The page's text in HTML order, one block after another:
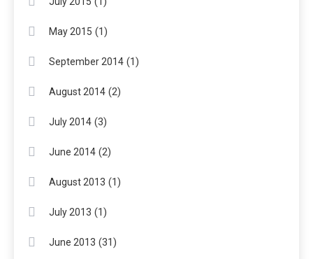
May 2015 (1)
September 2014 (1)
August 2014 (2)
July 2014 (3)
June 2014 (2)
August 2013 (1)
July 2013 (1)
June 2013 (31)